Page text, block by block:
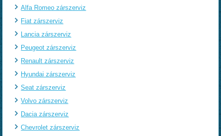
Alfa Romeo zárszerviz
Fiat zárszerviz
Lancia zárszerviz
Peugeot zárszerviz
Renault zárszerviz
Hyundai zárszerviz
Seat zárszerviz
Volvo zárszerviz
Dacia zárszerviz
Chevrolet zárszerviz